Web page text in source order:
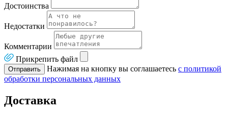
Достоинства
Недостатки
Комментарии
Прикрепить файл
Отправить Нажимая на кнопку вы соглашаетесь с политикой
обработки персональных данных
Доставка